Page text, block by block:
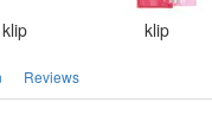
klip klip
Reviews